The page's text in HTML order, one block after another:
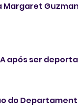
após ser
do